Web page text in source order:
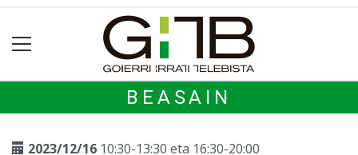
BEASAIN
2023/12/16 10:30-13:30 eta 16:30-20:00